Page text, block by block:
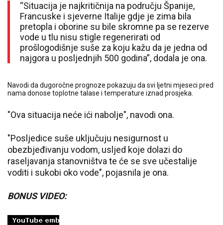
“Situacija je najkritičnija na području Španije,
Francuske i sjeverne Italije gdje je zima bila
pretopla i oborine su bile skromne pa se rezerve
vode u tlu nisu stigle regenerirati od
prošlogodišnje suše za koju kažu da je jedna od
najgora u posljednjih 500 godina”, dodala je ona.
Navodi da dugoročne prognoze pokazuju da svi ljetni mjeseci pred
nama donose toplotne talase i temperature iznad prosjeka.
"Ova situacija neće ići nabolje", navodi ona.
"Posljedice suše uključuju nesigurnost u
obezbjeđivanju vodom, usljed koje dolazi do
raseljavanja stanovništva te će se sve učestalije
voditi i sukobi oko vode", pojasnila je ona.
BONUS VIDEO: